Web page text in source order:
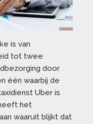
is van
tot twee
door
één waarbij de
Uber is
het
waaruit blijkt dat